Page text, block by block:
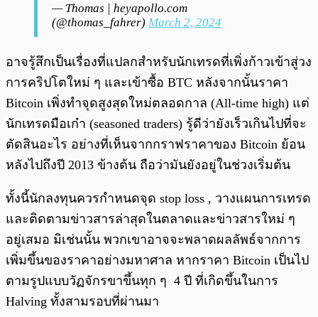
— Thomas | heyapollo.com
(@thomas_fahrer) March 2, 2024
อาจรู้สึกเป็นเรื่องที่แปลกสำหรับนักเทรดที่เพิ่งก้าวเข้าสู่วง
การคริปโตใหม่ ๆ และเข้าซื้อ BTC หลังจากนั้นราคา
Bitcoin เพิ่งทำจุดสูงสุดใหม่ตลอดกาล (All-time high) แต่
นักเทรดมือเก๋า (seasoned traders) รู้ดีว่ายังเร็วเกินไปที่จะ
ตัดสินอะไร อย่างที่เห็นจากกราฟราคาของ Bitcoin ย้อน
หลังไปถึงปี 2013 ข้างต้น ถือว่ามันยังอยู่ในช่วงเริ่มต้น
ทั้งนี้นักลงทุนควรกำหนดจุด stop loss , วางแผนการเทรด
และติดตามข่าวสารล่าสุดในตลาดและข่าวสารใหม่ ๆ
อยู่เสมอ มิเช่นนั้น พวกเขาอาจจะพลาดผลลัพธ์จากการ
เพิ่มขึ้นของราคาอย่างมหาศาล หากราคา Bitcoin เป็นไป
ตามรูปแบบวัฏจักรขาขึ้นทุก ๆ 4 ปี ที่เกิดขึ้นในการ
Halving ทั้งสามรอบที่ผ่านมา